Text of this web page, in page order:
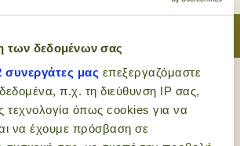
των δεδομένων σας
συνεργάτες μας επεξεργαζόμαστε
π.χ. τη διεύθυνση IP σας,
τεχνολογία όπως cookies για να
να έχουμε πρόσβαση σε